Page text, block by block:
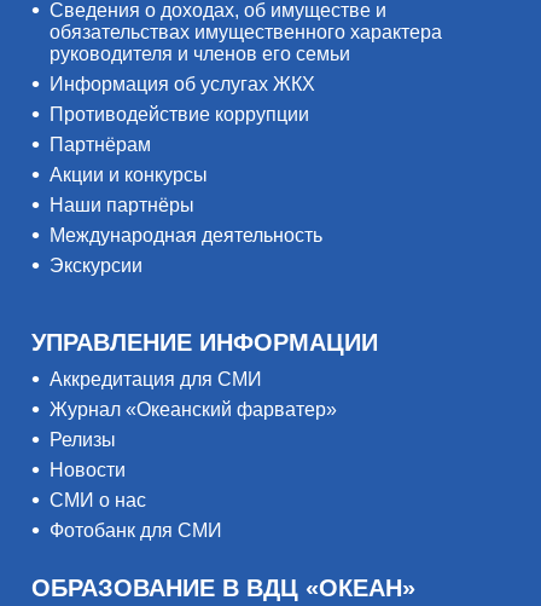
Сведения о доходах, об имуществе и
обязательствах имущественного характера
руководителя и членов его семьи
Информация об услугах ЖКХ
Противодействие коррупции
Партнёрам
Акции и конкурсы
Наши партнёры
Международная деятельность
Экскурсии
УПРАВЛЕНИЕ ИНФОРМАЦИИ
Аккредитация для СМИ
Журнал «Океанский фарватер»
Релизы
Новости
СМИ о нас
Фотобанк для СМИ
ОБРАЗОВАНИЕ В ВДЦ «ОКЕАН»